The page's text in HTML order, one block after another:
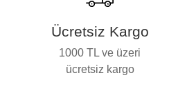
Ücretsiz Kargo
1000 TL ve üzeri
ücretsiz kargo